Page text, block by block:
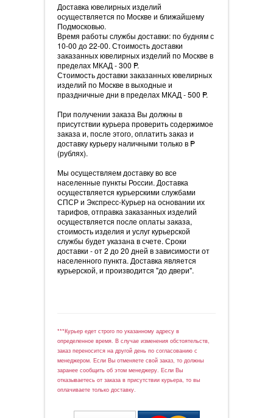
Доставка ювелирных изделий
осуществляется по Москве и ближайшему
Подмосковью.
Время работы службы доставки: по будням с
10-00 до 22-00. Стоимость доставки
заказанных ювелирных изделий по Москве в
пределах МКАД - 300 =
P.
Стоимость доставки заказанных ювелирных
изделий по Москве в выходные и
праздничные дни в пределах МКАД - 500 =
P.
При получении заказа Вы должны в
присутствии курьера проверить содержимое
заказа и, после этого, оплатить заказ и
доставку курьеру наличными только в =
P
(рублях).
Мы осуществляем доставку во все
населенные пункты России. Доставка
осуществляется курьерскими службами
СПСР и Экспресс-Курьер на основании их
тарифов, отправка заказанных изделий
осуществляется после оплаты заказа,
стоимость изделия и услуг курьерской
службы будет указана в счете. Сроки
доставки - от 2 до 20 дней в зависимости от
населенного пункта. Доставка является
курьерской, и производится "до двери".
***Курьер едет строго по указанному адресу в
определенное время. В случае изменения обстоятельств,
заказ переносится на другой день по согласованию с
менеджером. Если Вы отменяете свой заказ, то должны
заранее сообщить об этом менеджеру. Если Вы
отказываетесь от заказа в присутствии курьера, то вы
оплачиваете только доставку.